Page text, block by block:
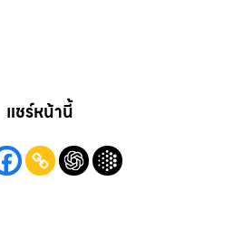
แชร์หน้านี้